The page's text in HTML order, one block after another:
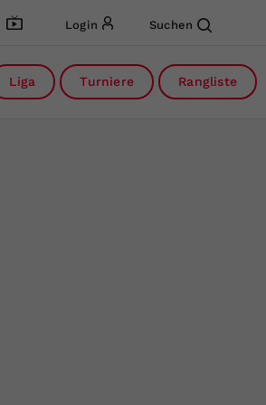
Login Suchen
Liga Turniere Rangliste